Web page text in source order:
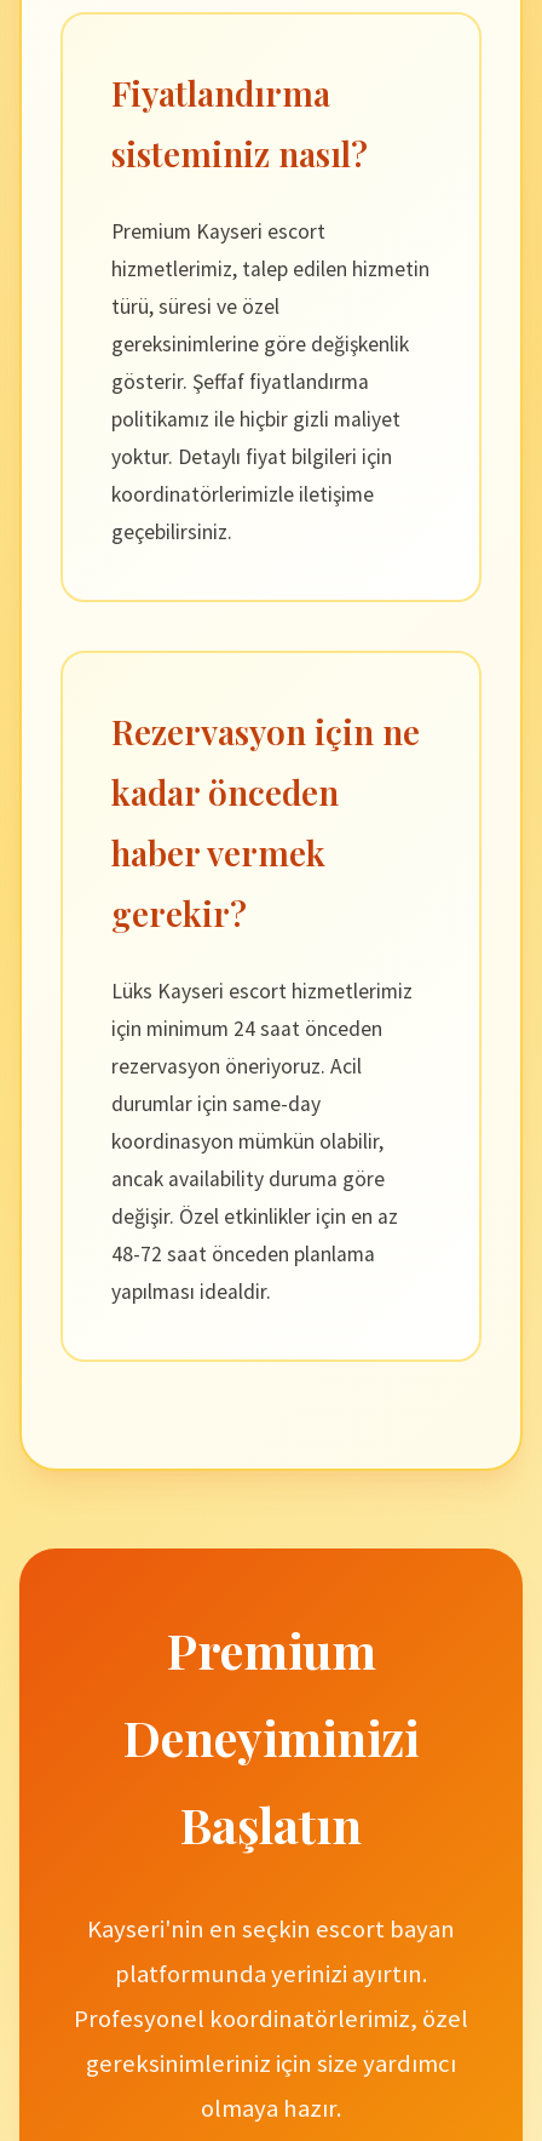
Fiyatlandırma
sisteminiz nasıl?
Premium Kayseri escort
hizmetlerimiz, talep edilen hizmetin
türü, süresi ve özel
gereksinimlerine göre değişkenlik
gösterir. Şeffaf fiyatlandırma
politikamız ile hiçbir gizli maliyet
yoktur. Detaylı fiyat bilgileri için
koordinatörlerimizle iletişime
geçebilirsiniz.
Rezervasyon için ne
kadar önceden
haber vermek
gerekir?
Lüks Kayseri escort hizmetlerimiz
için minimum 24 saat önceden
rezervasyon öneriyoruz. Acil
durumlar için same-day
koordinasyon mümkün olabilir,
ancak availability duruma göre
değişir. Özel etkinlikler için en az
48-72 saat önceden planlama
yapılması idealdir.
Premium
Deneyiminizi
Başlatın
Kayseri'nin en seçkin escort bayan
platformunda yerinizi ayırtın.
Profesyonel koordinatörlerimiz, özel
gereksinimleriniz için size yardımcı
olmaya hazır.